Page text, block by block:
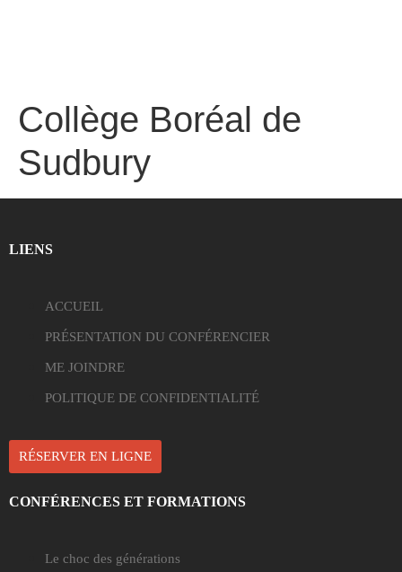
Collège Boréal de
Sudbury
LIENS
ACCUEIL
PRÉSENTATION DU CONFÉRENCIER
ME JOINDRE
POLITIQUE DE CONFIDENTIALITÉ
RÉSERVER EN LIGNE
CONFÉRENCES ET FORMATIONS
Le choc des générations